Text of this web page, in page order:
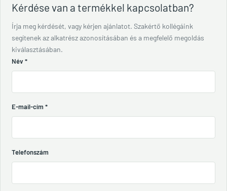
Kérdése van a termékkel kapcsolatban?
Írja meg kérdését, vagy kérjen ajánlatot. Szakértő kollégáink
segítenek az alkatrész azonosításában és a megfelelő megoldás
kiválasztásában.
Név *
E-mail-cím *
Telefonszám